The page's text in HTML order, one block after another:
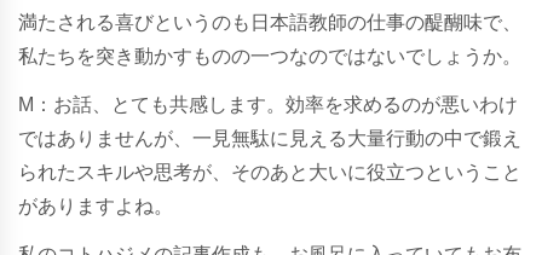
満たされる喜びというのも日本語教師の仕事の醍醐味で、
私たちを突き動かすものの一つなのではないでしょうか。
M：お話、とても共感します。効率を求めるのが悪いわけ
ではありませんが、一見無駄に見える大量行動の中で鍛え
られたスキルや思考が、そのあと大いに役立つということ
がありますよね。